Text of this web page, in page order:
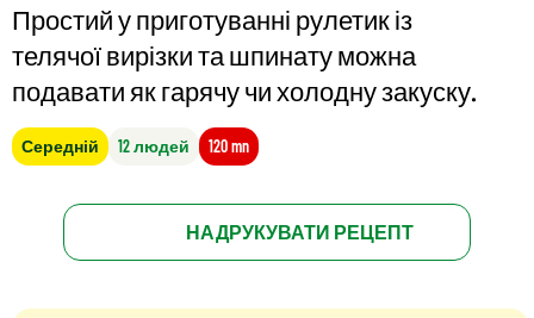
Простий у приготуванні рулетик із
телячої вирізки та шпинату можна
подавати як гарячу чи холодну закуску.
Середній 12 людей 120 mn
НАДРУКУВАТИ РЕЦЕПТ